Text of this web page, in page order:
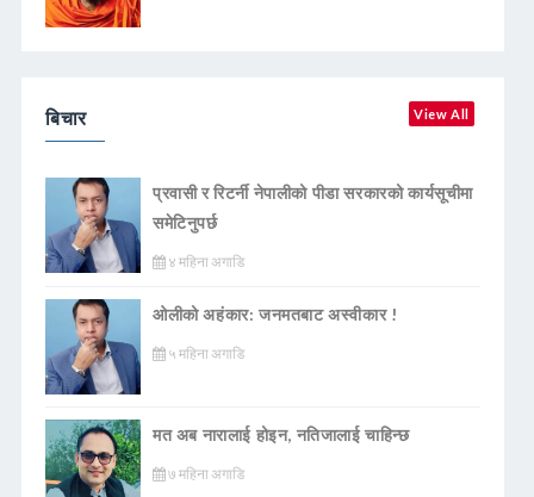
बिचार View All
प्रवासी र रिटर्नी नेपालीको पीडा सरकारको कार्यसूचीमा
समेटिनुपर्छ
४ महिना अगाडि
ओलीको अहंकार: जनमतबाट अस्वीकार !
५ महिना अगाडि
मत अब नारालाई होइन, नतिजालाई चाहिन्छ
७ महिना अगाडि